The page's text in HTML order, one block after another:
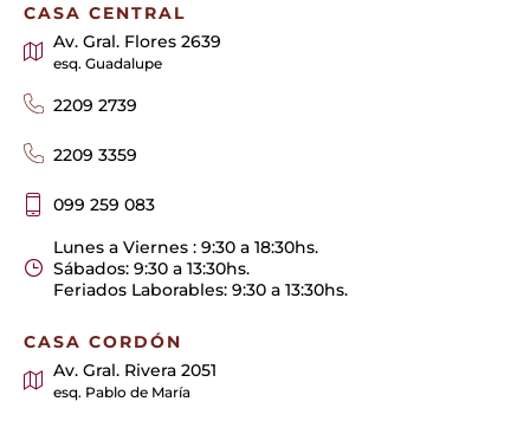
CASA CENTRAL
Av. Gral. Flores 2639
esq. Guadalupe
2209 2739
2209 3359
099 259 083
Lunes a Viernes : 9:30 a 18:30hs.
Sábados: 9:30 a 13:30hs.
Feriados Laborables: 9:30 a 13:30hs.
CASA CORDÓN
Av. Gral. Rivera 2051
esq. Pablo de María